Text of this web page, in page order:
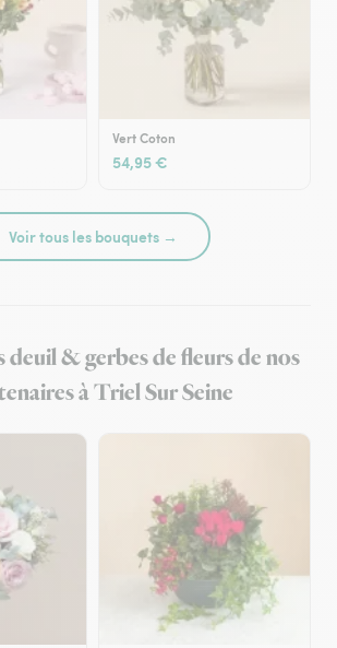
Vert Coton
54,95 €
Voir tous les bouquets →
& gerbes de fleurs de nos
à Triel Sur Seine